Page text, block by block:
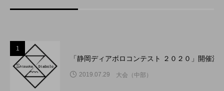
1
「静岡ディアボロコンテスト ２０２０」開催
2019.07.29 大会（中部）